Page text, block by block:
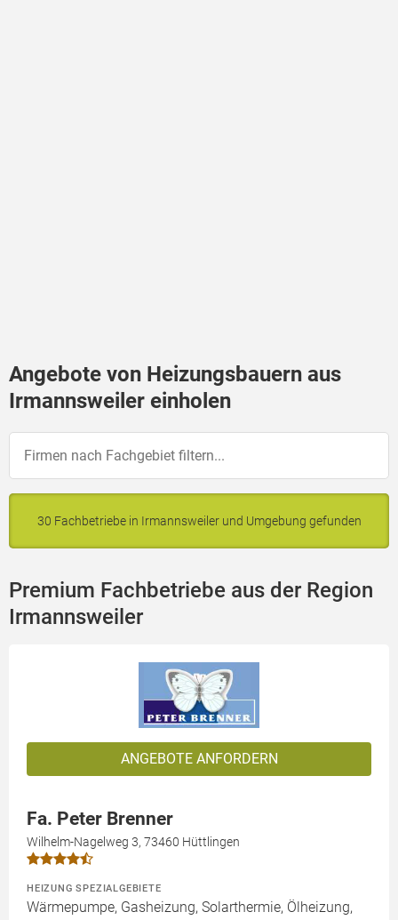
Angebote von Heizungsbauern aus
Irmannsweiler einholen
30 Fachbetriebe in Irmannsweiler und Umgebung gefunden
Premium Fachbetriebe aus der Region
Irmannsweiler
ANGEBOTE ANFORDERN
Fa. Peter Brenner
Wilhelm-Nagelweg 3, 73460 Hüttlingen
HEIZUNG SPEZIALGEBIETE
Wärmepumpe, Gasheizung, Solarthermie, Ölheizung,